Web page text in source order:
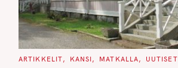
C
ARTIKKELIT KANSI MATKALLA UUTISET